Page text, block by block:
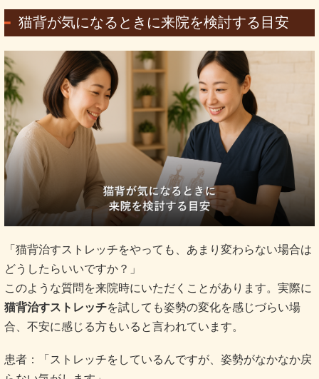
猫背が気になるときに来院を検討する目安
「猫背治すストレッチをやっても、あまり変わらない場合は
どうしたらいいですか？」
このような質問を来院時にいただくことがあります。実際に
猫背治すストレッチを試しても姿勢の変化を感じづらい場
合、不安に感じる方もいると言われています。
患者：「ストレッチをしているんですが、姿勢がなかなか戻